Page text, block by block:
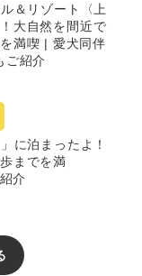
＆リゾート〈上
大自然を間近で
満喫 | 愛犬同伴
ご紹介
に泊まったよ！
までを満
介